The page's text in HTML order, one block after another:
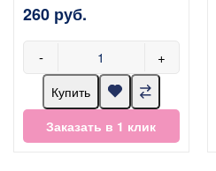
260 руб.
- +
Купить
Заказать в 1 клик